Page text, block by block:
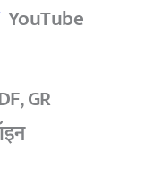
YouTube
GR